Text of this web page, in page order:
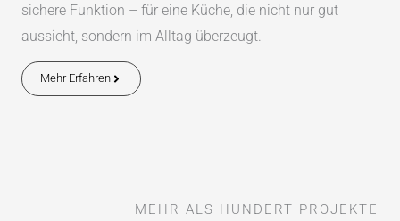
sichere Funktion – für eine Küche, die nicht nur gut
aussieht, sondern im Alltag überzeugt.
Mehr Erfahren
MEHR ALS HUNDERT PROJEKTE